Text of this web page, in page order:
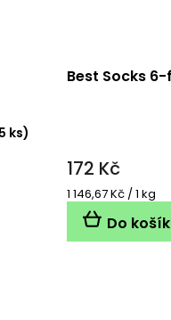
ks)
Best Socks
172 Kč
Měrná
cena:
1 146,67 Kč / 1 kg
Do